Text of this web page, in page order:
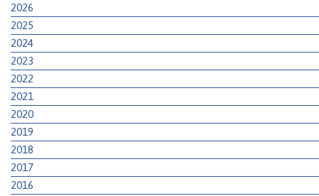
2026
2025
2024
2023
2022
2021
2020
2019
2018
2017
2016